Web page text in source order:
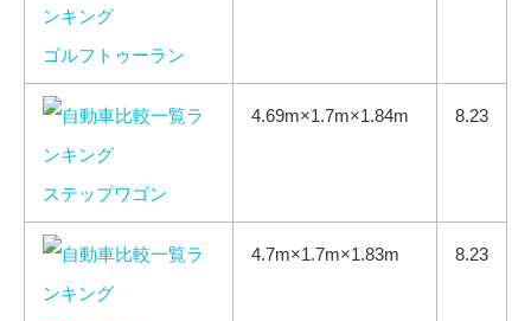
ゴルフトゥーラン
ステップワゴン
4.69m×1.7m×1.84m 8.23
4.7m×1.7m×1.83m 8.23